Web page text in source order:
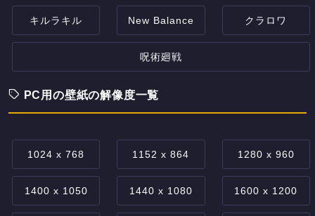
キルラキル New Balance クラロワ
呪術廻戦
PC用の壁紙の解像度一覧
1024 x 768 1152 x 864 1280 x 960
1400 x 1050 1440 x 1080 1600 x 1200